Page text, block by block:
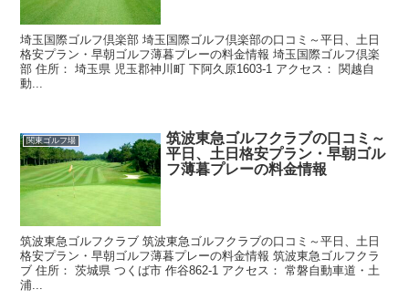
埼玉国際ゴルフ倶楽部 埼玉国際ゴルフ倶楽部の口コミ～平日、土日
格安プラン・早朝ゴルフ薄暮プレーの料金情報 埼玉国際ゴルフ倶楽
部 住所： 埼玉県 児玉郡神川町 下阿久原1603-1 アクセス： 関越自
動...
関東ゴルフ場
筑波東急ゴルフクラブの口コミ～
平日、土日格安プラン・早朝ゴル
フ薄暮プレーの料金情報
筑波東急ゴルフクラブ 筑波東急ゴルフクラブの口コミ～平日、土日
格安プラン・早朝ゴルフ薄暮プレーの料金情報 筑波東急ゴルフクラ
ブ 住所： 茨城県 つくば市 作谷862-1 アクセス： 常磐自動車道・土
浦...